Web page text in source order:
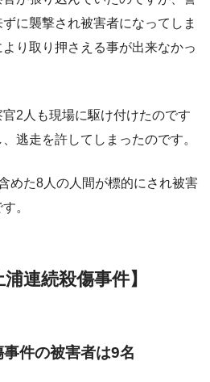
に襲撃され被害者になってしま
り取り押さえる事が出来なかっ
2人も現場に駆け付けたのです
逃走を許してしまったのです。
めた8人の人間が標的にされ被害
。
連続殺傷事件】
事件の被害者は9名